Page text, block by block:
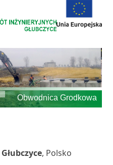
Obwodnica Grodkowa
Głubczyce, Polsko